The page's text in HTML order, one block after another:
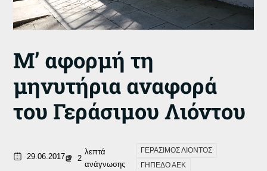
Μ’ αφορμή τη
μηνυτήρια αναφορά
του Γεράσιμου Λιόντου
29.06.2017 2
λεπτά
ανάγνωσης
ΓΕΡΑΣΙΜΟΣ ΛΙΟΝΤΟΣ
ΓΗΠΕΔΟ ΑΕΚ